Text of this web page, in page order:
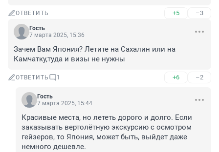
ОТВЕТИТЬ +5 –3
Гость
7 марта 2025, 15:36
Зачем Вам Япония? Летите на Сахалин или на
Камчатку,туда и визы не нужны
ОТВЕТИТЬ 1 +6 –2
Гость
7 марта 2025, 15:44
Красивые места, но лететь дорого и долго. Если
заказывать вертолётную экскурсию с осмотром
гейзеров, то Япония, может быть, выйдет даже
немного дешевле.